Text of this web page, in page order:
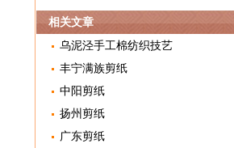
相关文章
乌泥泾手工棉纺织技艺
丰宁满族剪纸
中阳剪纸
扬州剪纸
广东剪纸